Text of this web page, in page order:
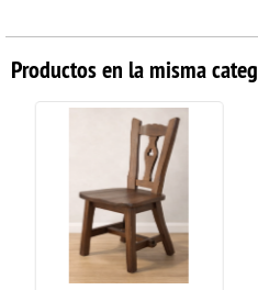
Productos en la misma